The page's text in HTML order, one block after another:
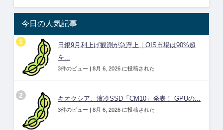
今日の人気記事
日銀9月利上げ観測が急浮上｜OIS市場は90%超
を...
3件のビュー | 8月 6, 2026 に投稿された
キオクシア、液冷SSD「CM10」発表！ GPUの...
3件のビュー | 8月 6, 2026 に投稿された